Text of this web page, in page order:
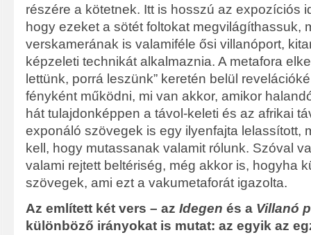
részére a kötetnek. Itt is hosszú az expozíciós
hogy ezeket a sötét foltokat megvilágíthassuk,
verskamerának is valamiféle ősi villanóport,
képzeleti technikát alkalmaznia. A metafora
lettünk, porrá leszünk” keretén belül
fényként működni, mi van akkor, amikor
hát tulajdonképpen a távol-keleti és az afrikai
exponáló szövegek is egy ilyenfajta lelassított,
kell, hogy mutassanak valamit rólunk. Szóval
valami rejtett beltériség, még akkor is, hogyha
szövegek, ami ezt a vakumetaforát igazolta.
Az említett két vers – az Idegen és a Villanó
különböző irányokat is mutat: az egyik az